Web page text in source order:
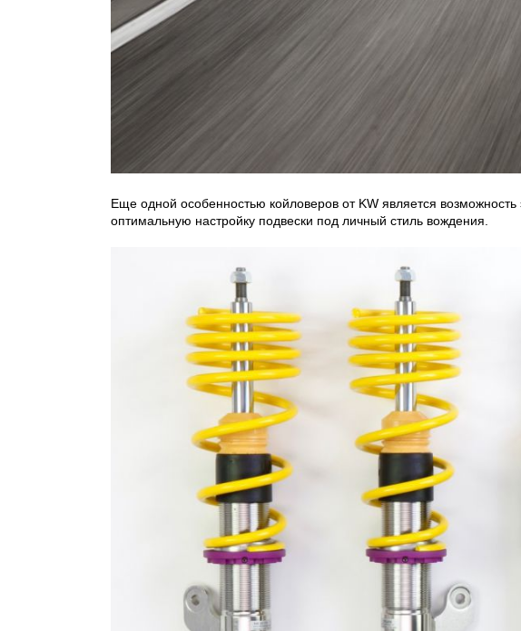
Еще одной особенностью койловеров от KW является
оптимальную настройку подвески под личный стиль вождения.